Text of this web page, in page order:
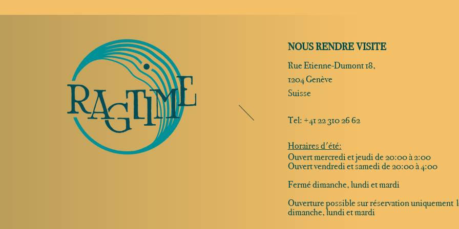
NOUS RENDRE VISITE
Rue Etienne-Dumont 18,
1204 Genève
Suisse
Tel: +41 22 310 26 62
Horaires d'été:
Ouvert mercredi et jeudi de 20:00 à 2:00
Ouvert vendredi et samedi de 20:00 à 4:00
Fermé dimanche, lundi et mardi
Ouverture possible sur réservation uniquement
dimanche, lundi et mardi